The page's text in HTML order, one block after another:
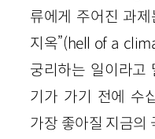
류에게 주어진 과
지옥”(hell of a
궁리하는 일이라고
기가 가기 전에 수
가장 좋아질 지금의